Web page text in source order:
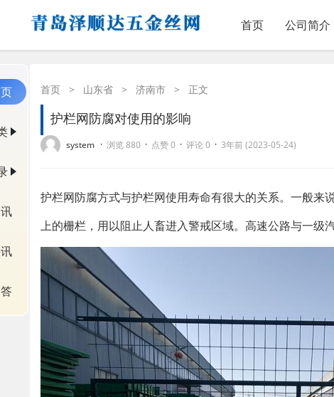
首页 公司简介
首页 > 山东省 > 济南市 > 正文
护栏网防腐对使用的影响
system · 浏览 880 · 点赞 0 · 评论 0 · 3年前 (2023-05-24)
护栏网防腐方式与护栏网使用寿命有很大的关系。一般来
上的栅栏，用以阻止人畜进入警戒区域。高速公路与一级